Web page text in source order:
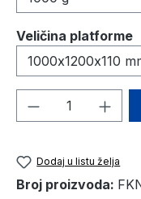
Odaberi
Veličina platforme
Količina
Dodaj u listu želja
Broj proizvoda: